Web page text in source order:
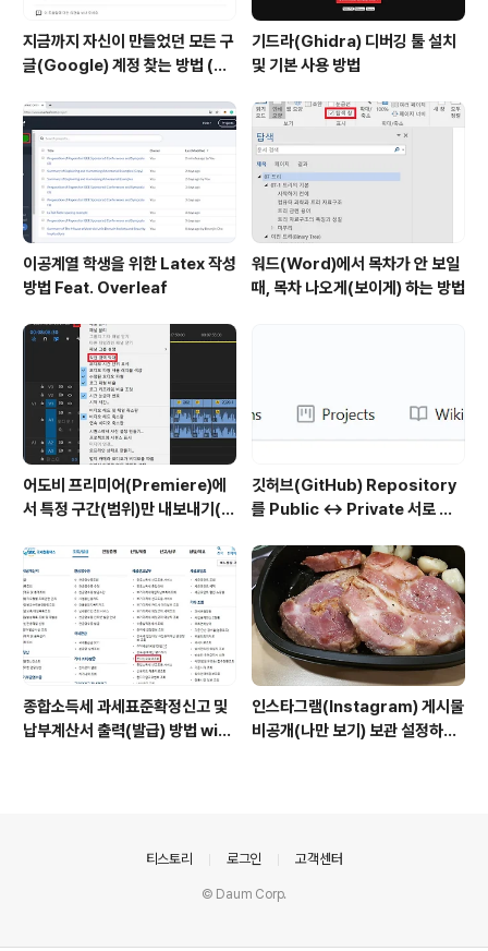
지금까지 자신이 만들었던 모든 구
글(Google) 계정 찾는 방법 (핸
기드라(Ghidra) 디버깅 툴 설치
및 기본 사용 방법
이공계열 학생을 위한 Latex 작성
방법 Feat. Overleaf
워드(Word)에서 목차가 안 보일
때, 목차 나오게(보이게) 하는 방법
어도비 프리미어(Premiere)에
서 특정 구간(범위)만 내보내기(출
깃허브(GitHub) Repository
를 Public ↔ Private 서로 변
종합소득세 과세표준확정신고 및
납부계산서 출력(발급) 방법 with
인스타그램(Instagram) 게시물
비공개(나만 보기) 보관 설정하는
티스토리 로그인 고객센터
© Daum Corp.